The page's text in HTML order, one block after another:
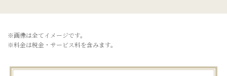
※画像は全てイメージです。
※料金は税金・サービス料を含みます。